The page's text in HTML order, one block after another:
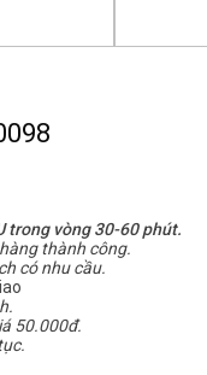
trong vòng 30-60 phút.
thành công.
có nhu cầu.
50.000đ.